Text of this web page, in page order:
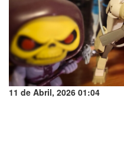
11 de Abril, 2026 01:04